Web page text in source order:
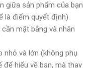
giữa sản phẩm của bạn
là điểm quyết định).
mặt bằng và nhân
nhỏ và lớn (không phụ
hiểu về bạn, mà thay